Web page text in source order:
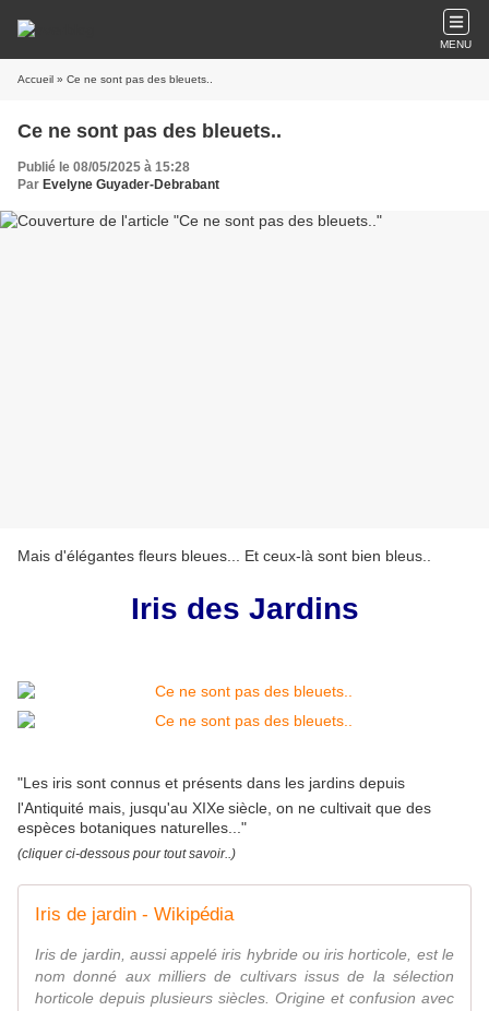
MENU
Accueil » Ce ne sont pas des bleuets..
Ce ne sont pas des bleuets..
Publié le 08/05/2025 à 15:28
Par Evelyne Guyader-Debrabant
Mais d'élégantes fleurs bleues... Et ceux-là sont bien bleus..
Iris des Jardins
"Les iris sont connus et présents dans les jardins depuis
l'Antiquité mais, jusqu'au XIXesiècle, on ne cultivait que des
espèces botaniques naturelles..."
(cliquer ci-dessous pour tout savoir..)
Iris de jardin - Wikipédia
Iris de jardin, aussi appelé iris hybride ou iris horticole, est le
nom donné aux milliers de cultivars issus de la sélection
horticole depuis plusieurs siècles. Origine et confusion avec